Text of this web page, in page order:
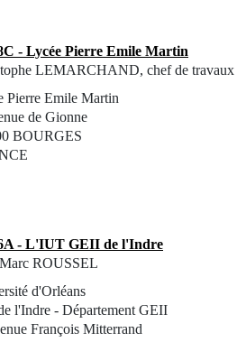
- Lycée Pierre Emile Martin
LEMARCHAND, chef de travaux
Pierre Emile Martin
de Gionne
BOURGES
- L'IUT GEII de l'Indre
ROUSSEL
d'Orléans
l'Indre - Département GEII
François Mitterrand